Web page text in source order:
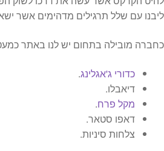
ליבנו עם שלל תרגילים מדהימים אשר
כחברה מובילה בתחום יש לנו באתר
כדורי ג'אגלינג.
דיאבלו.
מקל פרח.
דאפו סטאר.
צלחות סיניות.